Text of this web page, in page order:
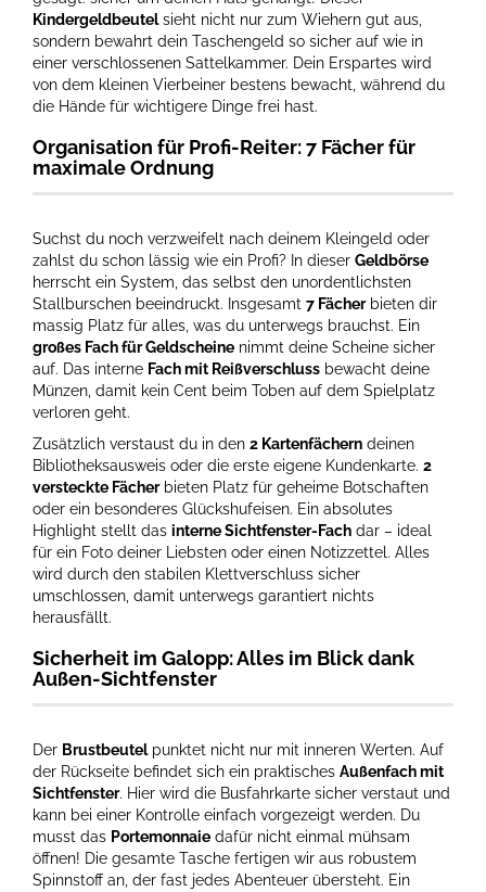
Kindergeldbeutelsieht nicht nur zum Wiehern gut aus,
sondern bewahrt dein Taschengeld so sicher auf wie in
einer verschlossenen Sattelkammer. Dein Erspartes wird
von dem kleinen Vierbeiner bestens bewacht, während du
die Hände für wichtigere Dinge frei hast.
Organisation für Profi-Reiter: 7 Fächer für
maximale Ordnung
Suchst du noch verzweifelt nach deinem Kleingeld oder
zahlst du schon lässig wie ein Profi? In dieser Geldbörse
herrscht ein System, das selbst den unordentlichsten
Stallburschen beeindruckt. Insgesamt 7 Fächerbieten dir
massig Platz für alles, was du unterwegs brauchst. Ein
großes Fach für Geldscheine nimmt deine Scheine sicher
auf. Das interne Fach mit Reißverschluss bewacht deine
Münzen, damit kein Cent beim Toben auf dem Spielplatz
verloren geht.
Zusätzlich verstaust du in den 2 Kartenfächern deinen
Bibliotheksausweis oder die erste eigene Kundenkarte. 2
versteckte Fächerbieten Platz für geheime Botschaften
oder ein besonderes Glückshufeisen. Ein absolutes
Highlight stellt das interne Sichtfenster-Fach dar – ideal
für ein Foto deiner Liebsten oder einen Notizzettel. Alles
wird durch den stabilen Klettverschluss sicher
umschlossen, damit unterwegs garantiert nichts
herausfällt.
Sicherheit im Galopp: Alles im Blick dank
Außen-Sichtfenster
Der Brustbeutelpunktet nicht nur mit inneren Werten. Auf
der Rückseite befindet sich ein praktisches Außenfach mit
Sichtfenster. Hier wird die Busfahrkarte sicher verstaut und
kann bei einer Kontrolle einfach vorgezeigt werden. Du
musst das Portemonnaie dafür nicht einmal mühsam
öffnen! Die gesamte Tasche fertigen wir aus robustem
Spinnstoff an, der fast jedes Abenteuer übersteht. Ein